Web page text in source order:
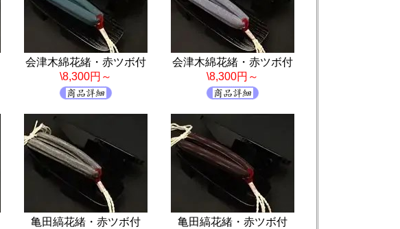
会津木綿花緒・赤ツボ付
\8,300円～
会津木綿花緒・赤ツボ付
\8,300円～
亀田縞花緒・赤ツボ付
亀田縞花緒・赤ツボ付